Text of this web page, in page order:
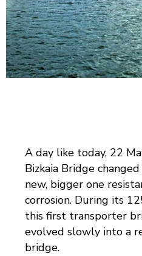
A day like today, 22
Bizkaia Bridge
new, bigger one
corrosion. During its
this first transporter
evolved slowly into a
bridge.